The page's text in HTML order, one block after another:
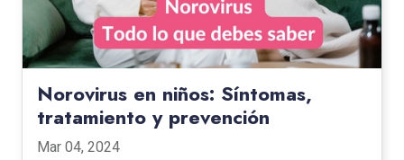
Norovirus en niños: Síntomas,
tratamiento y prevención
Mar 04, 2024